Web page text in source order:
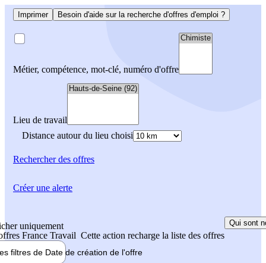
Imprimer Besoin d'aide sur la recherche d'offres d'emploi ?
Métier, compétence, mot-clé, numéro d'offre
Lieu de travail
Distance autour du lieu choisi
Rechercherdes offres
uniquement
France Travail Cette action recharge la liste des offres
Qui sont
filtres de Date de création de l'offre
Créer une alerte